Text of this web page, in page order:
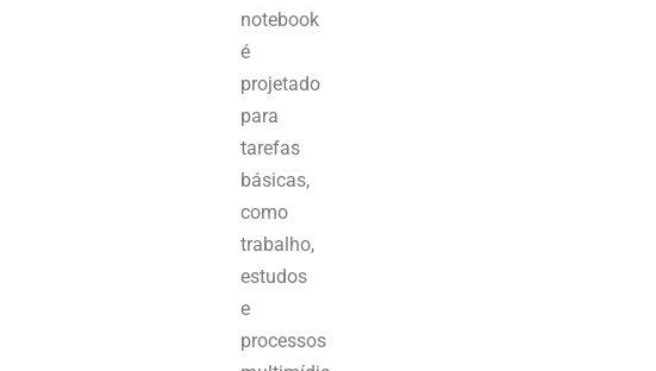
notebook
é
projetado
para
tarefas
básicas,
como
trabalho,
estudos
e
processos